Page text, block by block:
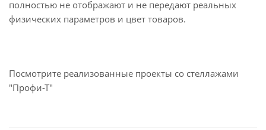
полностью не отображают и не передают реальных
физических параметров и цвет товаров.
Посмотрите реализованные проекты со стеллажами
"Профи-Т"